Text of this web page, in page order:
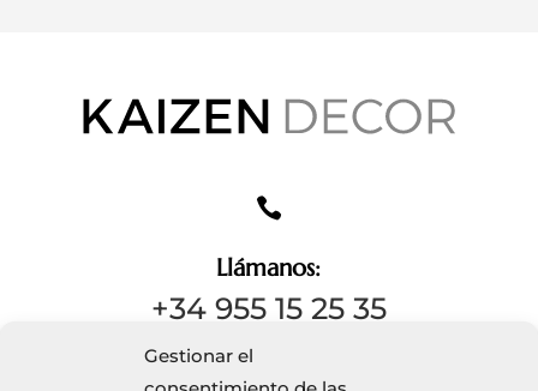
Gestionar el

Llámanos:
+34 955 15 25 35